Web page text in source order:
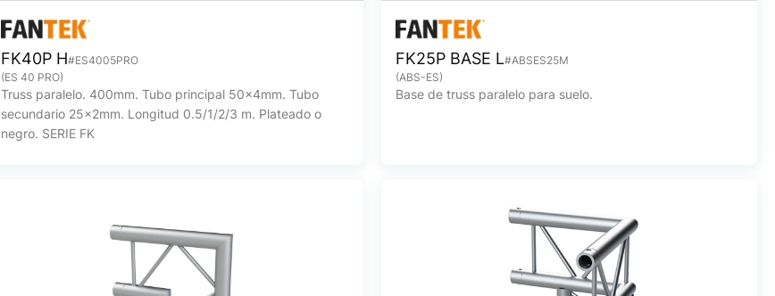
FK40P H#ES4005PRO
(ES 40 PRO)
Truss paralelo. 400mm. Tubo principal 50x4mm. Tubo
secundario 25x2mm. Longitud 0.5/1/2/3 m. Plateado o
negro. SERIE FK
FK25P BASE L#ABSES25M
(ABS-ES)
Base de truss paralelo para suelo.